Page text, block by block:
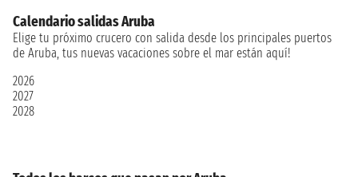
Calendario salidas Aruba
Elige tu próximo crucero con salida desde los principales puertos
de Aruba, tus nuevas vacaciones sobre el mar están aquí!
2026
2027
2028